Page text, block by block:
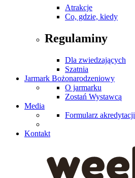
Atrakcje
Co, gdzie, kiedy
Regulaminy
Dla zwiedzających
Szatnia
Jarmark Bożonarodzeniowy
O jarmarku
Zostań Wystawcą
Media
Formularz akredytacji
Kontakt